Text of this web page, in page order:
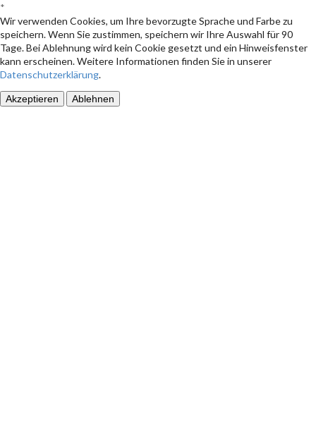
*
Wir verwenden Cookies, um Ihre bevorzugte Sprache und Farbe zu
speichern. Wenn Sie zustimmen, speichern wir Ihre Auswahl für 90
Tage. Bei Ablehnung wird kein Cookie gesetzt und ein Hinweisfenster
kann erscheinen. Weitere Informationen finden Sie in unserer
Datenschutzerklärung.
Akzeptieren Ablehnen